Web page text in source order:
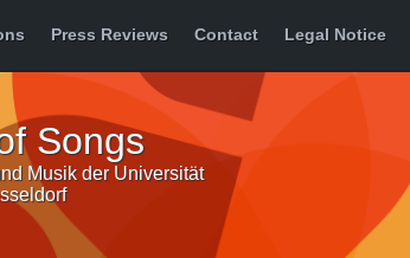
Press Reviews Contact Legal Notice
Songs
Musik der Universität